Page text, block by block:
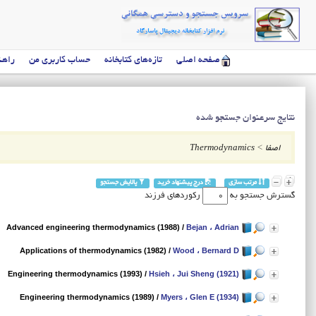
صفحه اصلی تازه‌های کتابخانه حساب کاربری من
نتایج سرعنوان جستجو شده
اصفا >
Thermodynamics
مرتب سازی درج پیشنهاد خرید پالایش جستجو
گسترش جستجو به رکوردهای فرزند
Advanced engineering thermodynamics (1988) / Bejan ، Adrian
Applications of thermodynamics (1982) / Wood ، Bernard D
Engineering thermodynamics (1993) / Hsieh ، Jui Sheng (1921)
Engineering thermodynamics (1989) / Myers ، Glen E (1934)